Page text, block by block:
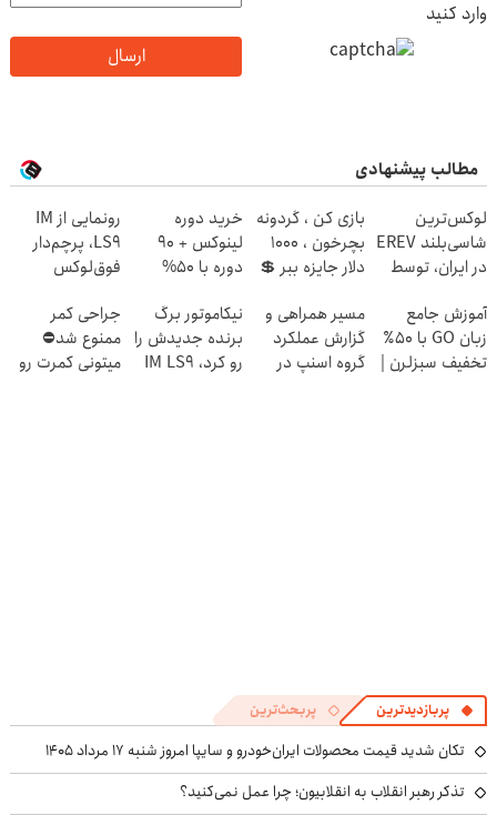
وارد کنید
ارسال
مطالب پیشنهادی
لوکس‌ترین
شاسی‌بلند EREV
در ایران، توسط
رونمایی شد!
بازی کن ، گردونه
بچرخون ، 1000
دلار جایزه ببر 💲
خرید دوره
لینوکس + 90
دوره با 50%
برنامه نویسی
سبزلرن
رونمایی از IM
LS9، پرچم‌دار
فوق‌لوکس
ایران شد
آموزش جامع
زبان GO با ۵۰٪
تخفیف سبزلرن |
مسیر همراهی و
گزارش عملکرد
گروه اسنپ در
نیکاموتور برگ
برنده جدیدش را
رو کرد، IM LS9
جراحی کمر
ممنوع شد⛔
میتونی کمرت رو
پربازدیدترین پربحث‌ترین
تکان شدید قیمت محصولات ایران‌خودرو و سایپا امروز شنبه ۱۷ مرداد ۱۴۰۵
تذکر رهبر انقلاب به انقلابیون؛ چرا عمل نمی‌کنید؟